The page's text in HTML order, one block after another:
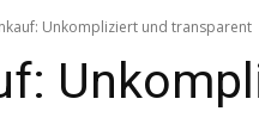
Unkompliziert und transparent